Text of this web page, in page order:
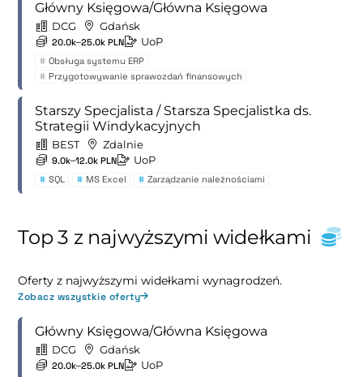
Główny Księgowa/Główna Księgowa
DCG Gdańsk
20.0k–25.0k PLN UoP
# Obsługa systemu ERP
# Przygotowywanie sprawozdań finansowych
Starszy Specjalista / Starsza Specjalistka ds.
Strategii Windykacyjnych
BEST Zdalnie
9.0k–12.0k PLN UoP
# SQL # MS Excel # Zarządzanie należnościami
Top 3 z najwyższymi widełkami
Oferty z najwyższymi widełkami wynagrodzeń.
Zobacz wszystkie oferty
Główny Księgowa/Główna Księgowa
DCG Gdańsk
20.0k–25.0k PLN UoP